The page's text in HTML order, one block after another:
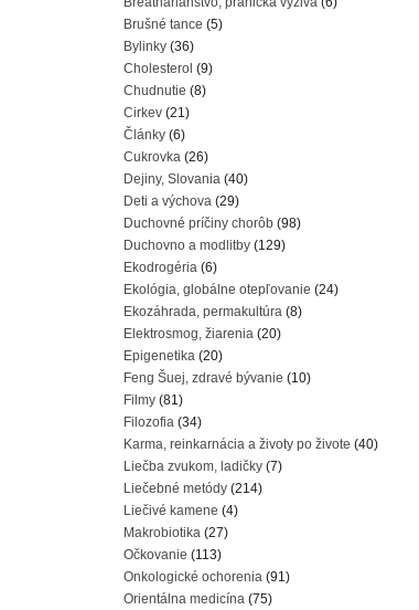
Brušné tance (5)
Bylinky (36)
Cholesterol (9)
Chudnutie (8)
Cirkev (21)
Články (6)
Cukrovka (26)
Dejiny, Slovania (40)
Deti a výchova (29)
Duchovné príčiny chorôb (98)
Duchovno a modlitby (129)
Ekodrogéria (6)
Ekológia, globálne otepľovanie (24)
Ekozáhrada, permakultúra (8)
Elektrosmog, žiarenia (20)
Epigenetika (20)
Feng Šuej, zdravé bývanie (10)
Filmy (81)
Filozofia (34)
Karma, reinkarnácia a životy po živote (40)
Liečba zvukom, ladičky (7)
Liečebné metódy (214)
Liečivé kamene (4)
Makrobiotika (27)
Očkovanie (113)
Onkologické ochorenia (91)
Orientálna medicína (75)